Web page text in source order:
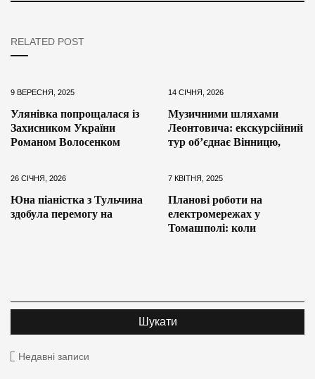
RELATED POST
9 ВЕРЕСНЯ, 2025
Улянівка попрощалася із
Захисником України
Романом Волосенком
14 СІЧНЯ, 2026
Музичними шляхами
Леонтовича: екскурсійний
тур об’єднає Вінницю,
26 СІЧНЯ, 2026
Юна піаністка з Тульчина
здобула перемогу на
7 КВІТНЯ, 2025
Планові роботи на
електромережах у
Томашполі: коли
Недавні записи